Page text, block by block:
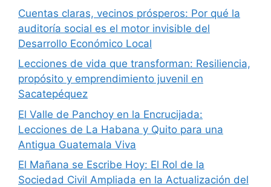
Cuentas claras, vecinos prósperos: Por qué la
auditoría social es el motor invisible del
Desarrollo Económico Local
Lecciones de vida que transforman: Resiliencia,
propósito y emprendimiento juvenil en
Sacatepéquez
El Valle de Panchoy en la Encrucijada:
Lecciones de La Habana y Quito para una
Antigua Guatemala Viva
El Mañana se Escribe Hoy: El Rol de la
Sociedad Civil Ampliada en la Actualización del